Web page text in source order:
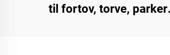
til fortov, torve, parker,